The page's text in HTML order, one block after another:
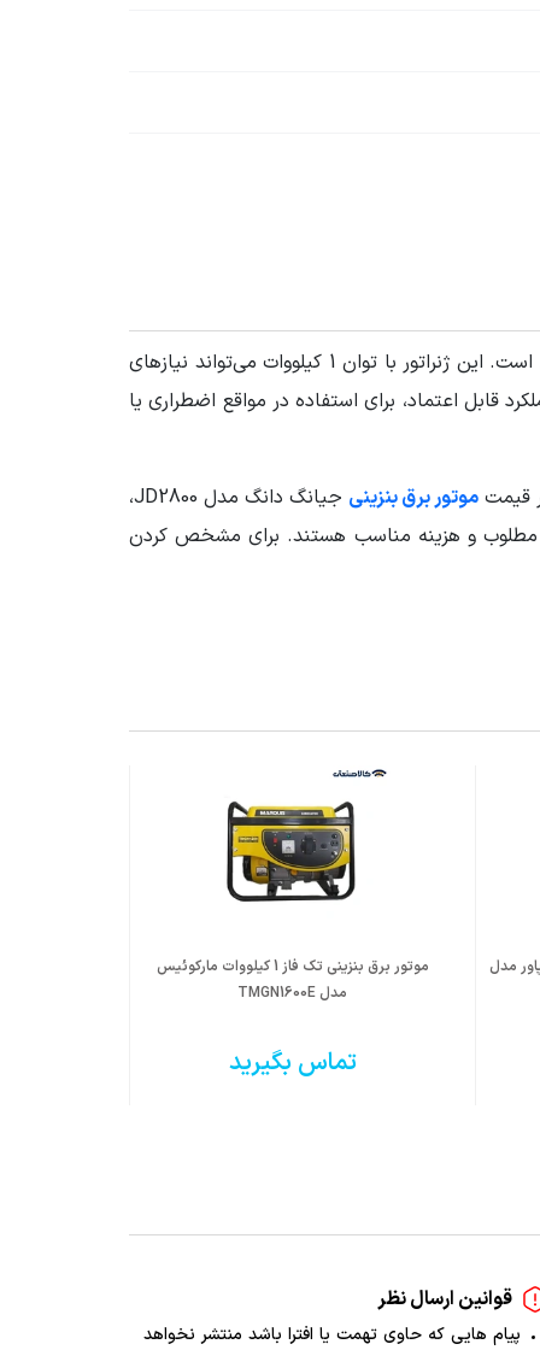
یک گزینه مناسب برای تامین برق در فضاهای کوچک و خانگی است. این ژنراتور با توان 1 کیلووات می‌تواند نیازهای
اعتماد، برای استفاده در مواقع اضطراری یا
قیمت موتور برق بنزینی
جیانگ دانگ مدل JD2800،
مطلوب و هزینه مناسب هستند. برای مشخص کردن
گرین پاور مدل
موتور برق بنزینی تک فاز 1 کیلووات مارکوئیس
مدل TMGN1600E
تماس بگیرید
قوانین ارسال نظر
پیام هایی که حاوی تهمت یا افترا باشد منتشر نخواهد